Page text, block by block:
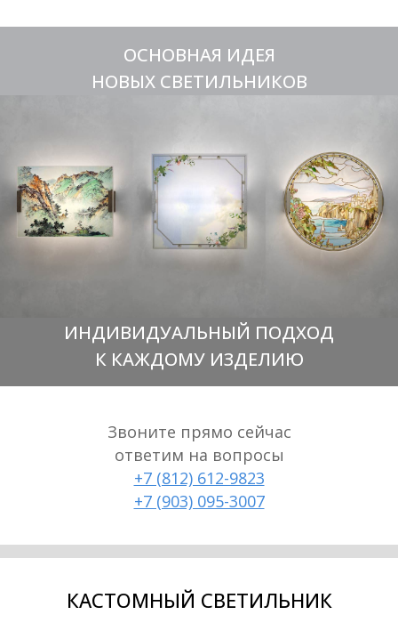
ОСНОВНАЯ ИДЕЯ
НОВЫХ СВЕТИЛЬНИКОВ
ИНДИВИДУАЛЬНЫЙ ПОДХОД
К КАЖДОМУ ИЗДЕЛИЮ
Звоните прямо сейчас
ответим на вопросы
+7 (812) 612-9823
+7 (903) 095-3007
КАСТОМНЫЙ СВЕТИЛЬНИК